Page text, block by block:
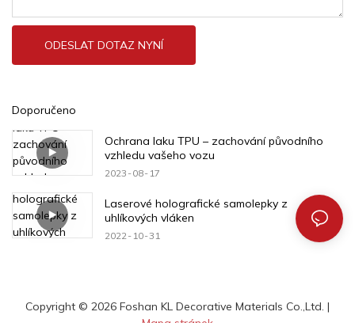
ODESLAT DOTAZ NYNÍ
Doporučeno
Ochrana laku TPU – zachování původního
vzhledu vašeho vozu
2023 08 17
Laserové holografické samolepky z
uhlíkových vláken
2022 10 31
Copyright © 2026 Foshan KL Decorative Materials Co.,Ltd. |